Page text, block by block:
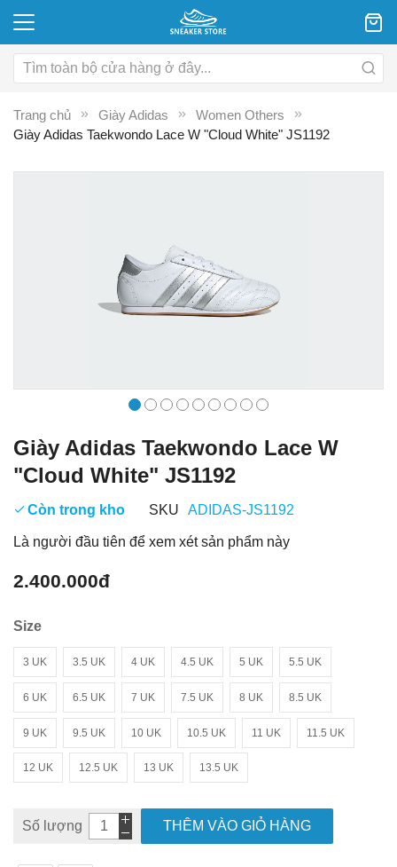
Trang chủ Giày Adidas
Women Others
Giày Adidas Taekwondo Lace W "Cloud White" JS1192
Giày Adidas Taekwondo Lace W
"Cloud White" JS1192
Còn trong kho SKU ADIDAS-JS1192
Là người đầu tiên để xem xét sản phẩm này
2.400.000đ
Size
3 UK 3.5 UK 4 UK 4.5 UK 5 UK 5.5 UK
6 UK 6.5 UK 7 UK 7.5 UK 8 UK 8.5 UK
9 UK 9.5 UK 10 UK 10.5 UK 11 UK 11.5 UK
12 UK 12.5 UK 13 UK 13.5 UK
Số lượng THÊM VÀO GIỎ HÀNG